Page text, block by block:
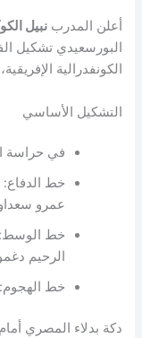
أعلن المدربنبيل
البورسعيدي تشكيل
الكونفدرالية
التشكيل الأساسي
في حراسة
خط الدفاع:
عمرو
خط الوسط:
الرحيم
خط
دكة بدلاء المصري أمام